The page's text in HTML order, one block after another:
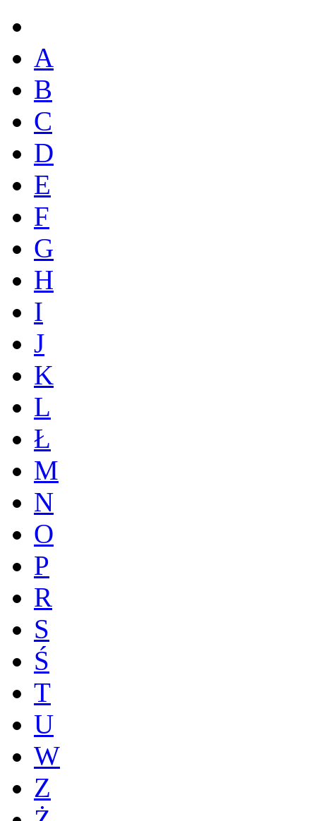
A
B
C
D
E
F
G
H
I
J
K
L
Ł
M
N
O
P
R
S
Ś
T
U
W
Z